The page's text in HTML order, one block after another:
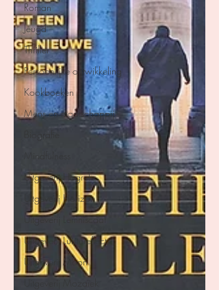
Roman
Jeugd
Thriller
Persoonlijke ontwikkeling
Kookboeken
Mens en maatschappij
Biografie
Mindfulness
Uitgeverij Hogrefe
Uitgeverij Horizon
Uitgeverij Lemniscaat
Uitgeverij Luistereffect
Uitgeverij Moon
Uitgeverij Mozaïek